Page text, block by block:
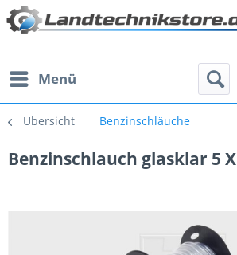
Menü
Übersicht Benzinschläuche
Benzinschlauch glasklar 5